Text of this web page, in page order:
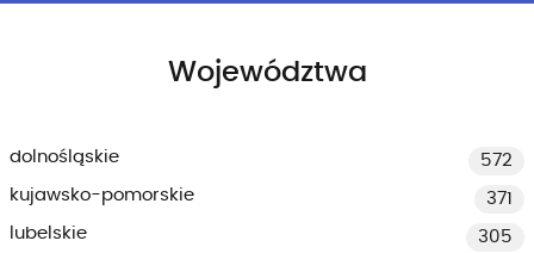
Województwa
dolnośląskie
572
kujawsko-pomorskie
371
lubelskie
305